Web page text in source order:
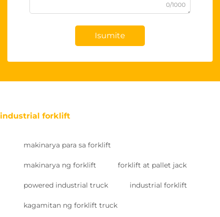
0/1000
Isumite
industrial forklift
makinarya para sa forklift
makinarya ng forklift forklift at pallet jack
powered industrial truck industrial forklift
kagamitan ng forklift truck